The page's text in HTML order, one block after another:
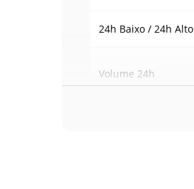
24h Baixo / 24h Alto
Volume 24h